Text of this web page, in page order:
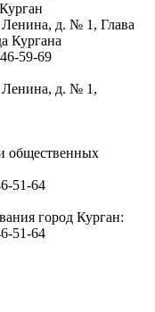
д. № 1, Глава
Кургана
59-69
Ленина, д. № 1,
общественных
51-64
город Курган:
51-64